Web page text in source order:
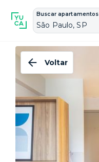
Buscar apartamentos
São Paulo, SP
Voltar